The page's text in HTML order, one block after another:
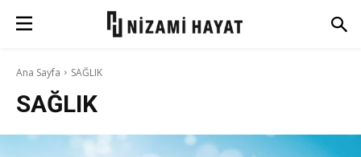
Ana Sayfa SAĞLIK
SAĞLIK